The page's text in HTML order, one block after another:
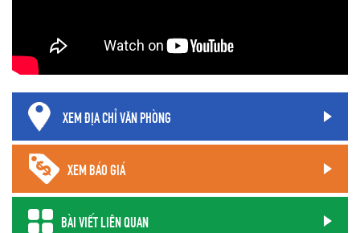
XEM ĐỊA CHỈ VĂN PHÒNG
XEM BÁO GIÁ
BÀI VIẾT LIÊN QUAN